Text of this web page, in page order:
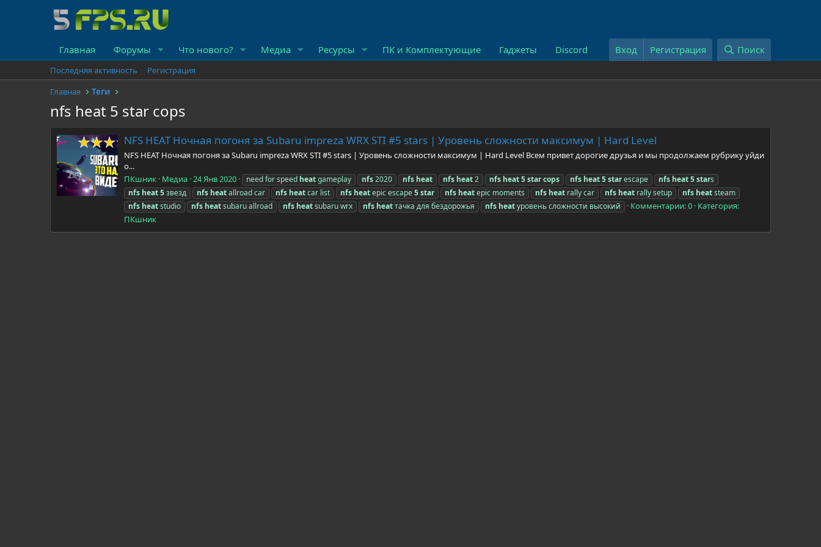
Главная Форумы Что нового? Медиа Ресурсы ПК и Комплектующие Гаджеты Discord Вход Регистрация Поиск
Последняя активность
Регистрация
Главная
Теги
nfs heat 5 star cops
NFS HEAT Ночная погоня за Subaru impreza WRX STI #5 stars | Уровень сложности максимум | Hard Level
NFS HEAT Ночная погоня за Subaru impreza WRX STI #5 stars | Уровень сложности максимум | Hard Level Всем привет дорогие друзья и мы продолжаем рубрику уйди
о...
ПКшник Медиа 24 Янв 2020 need for speed heatgameplay nfs2020 nfs heat nfs heat2 nfs heat5starcops nfs heat5starescape nfs heat5stars
nfs heat5звезд nfs heatallroad car nfs heatcar list nfs heatepic escape5star nfs heatepic moments nfs heat rally car nfs heat rally setup nfs heatsteam
nfs heatstudio nfs heatsubaru allroad nfs heatsubaru wrx nfs heatтачка для бездорожья nfs heatуровень сложности высокий Комментарии: 0 Категория:
ПКшник